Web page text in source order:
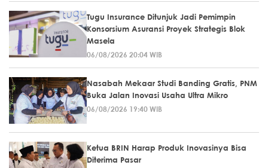
Tugu Insurance Ditunjuk Jadi Pemimpin
Konsorsium Asuransi Proyek Strategis Blok
Masela
06/08/2026 20:04 WIB
Nasabah Mekaar Studi Banding Gratis, PNM
Buka Jalan Inovasi Usaha Ultra Mikro
06/08/2026 19:40 WIB
Ketua BRIN Harap Produk Inovasinya Bisa
Diterima Pasar